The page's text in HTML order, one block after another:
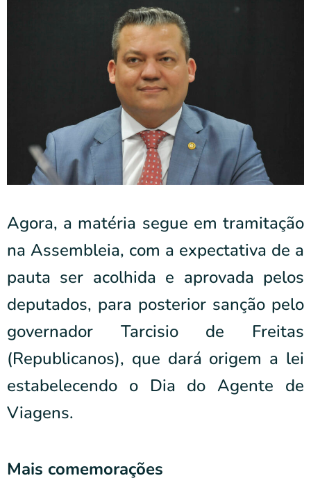
Agora, a matéria segue em tramitação
na Assembleia, com a expectativa de a
pauta ser acolhida e aprovada pelos
deputados, para posterior sanção pelo
governador Tarcisio de Freitas
(Republicanos), que dará origem a lei
estabelecendo o Dia do Agente de
Viagens.
Mais comemorações